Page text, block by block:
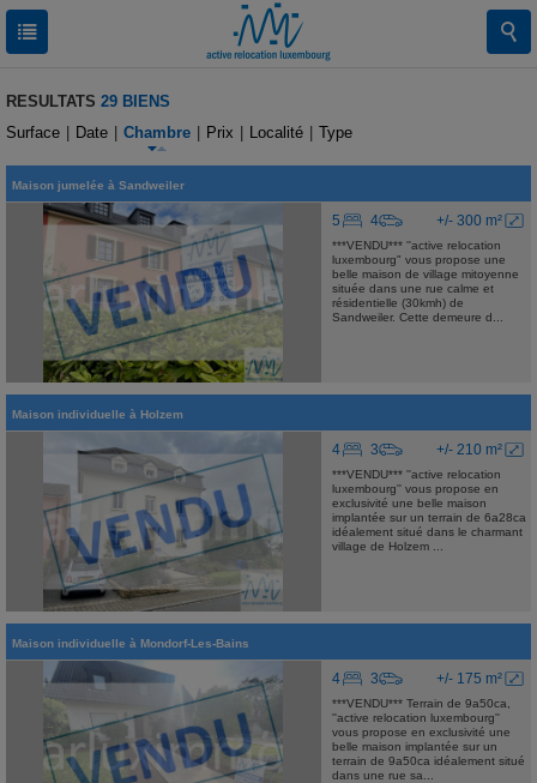
RESULTATS 29 BIENS
Surface
Date Chambre Prix Localité Type
Maison jumelée à Sandweiler
+/- 300 m²
5 4
***VENDU*** ''active relocation
luxembourg" vous propose une
belle maison de village mitoyenne
située dans une rue calme et
résidentielle (30kmh) de
Sandweiler. Cette demeure d...
Maison individuelle à Holzem
+/- 210 m²
4 3
***VENDU*** ''active relocation
luxembourg'' vous propose en
exclusivité une belle maison
implantée sur un terrain de 6a28ca
idéalement situé dans le charmant
village de Holzem ...
Maison individuelle à Mondorf-Les-Bains
+/- 175 m²
4 3
***VENDU*** Terrain de 9a50ca,
''active relocation luxembourg''
vous propose en exclusivité une
belle maison implantée sur un
terrain de 9a50ca idéalement situé
dans une rue sa...